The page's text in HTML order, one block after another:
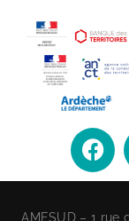
AMESUD – 1 rue